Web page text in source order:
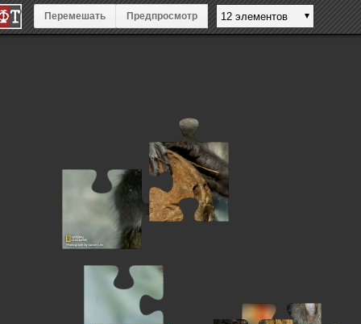
Перемешать Предпросмотр